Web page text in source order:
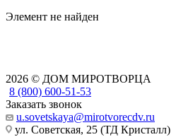
Элемент не найден
2026 © ДОМ МИРОТВОРЦА
8 (800) 600-51-53
Заказать звонок
u.sovetskaya@mirotvorecdv.ru
ул. Советская, 25 (ТД Кристалл)